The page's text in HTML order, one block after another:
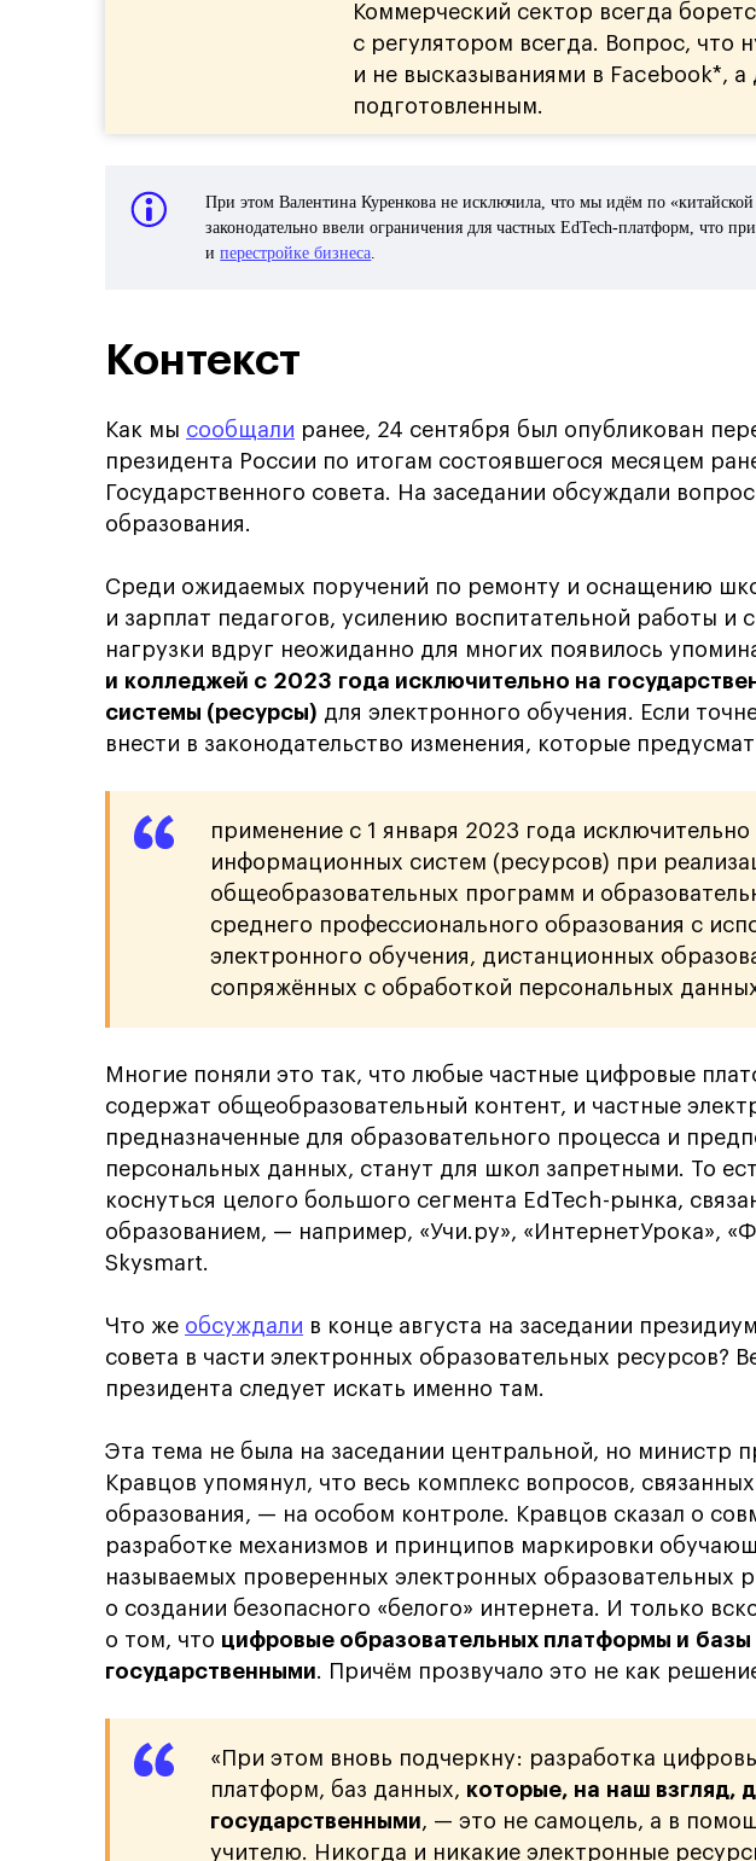
Коммерческий сектор всегда
с регулятором всегда. Вопрос, что
и не высказываниями в Facebook*, а
подготовленным.
При этом Валентина Куренкова не исключила, что мы идём по
законодательно ввели ограничения для частных EdTech-платформ, что
иперестройке бизнеса.
Контекст
Как мы сообщали ранее, 24 сентября был опубликован
президента России по итогам состоявшегося месяцем
Государственного совета. На заседании обсуждали
образования.
Среди ожидаемых поручений по ремонту и оснащению
и зарплат педагогов, усилению воспитательной работы и
нагрузки вдруг неожиданно для многих появилось
и колледжей с 2023 года исключительно на
системы (ресурсы) для электронного обучения. Если
внести в законодательство изменения, которые
применение с 1 января 2023 года
информационных систем (ресурсов) при
общеобразовательных программ и
среднего профессионального образования с
электронного обучения, дистанционных
сопряжённых с обработкой персональных
Многие поняли это так, что любые частные цифровые
содержат общеобразовательный контент, и частные
предназначенные для образовательного процесса и
персональных данных, станут для школ запретными. То
коснуться целого большого сегмента EdTech-рынка,
образованием, — например, «Учи.ру», «ИнтернетУрока»,
Skysmart.
Что же обсуждали в конце августа на заседании
совета в части электронных образовательных ресурсов?
президента следует искать именно там.
Эта тема не была на заседании центральной, но министр
Кравцов упомянул, что весь комплекс вопросов,
образования, — на особом контроле. Кравцов сказал о
разработке механизмов и принципов маркировки
называемых проверенных электронных образовательных
о создании безопасного «белого» интернета. И только
о том, что цифровые образовательных платформы и
государственными. Причём прозвучало это не как
«При этом вновь подчеркну: разработка
платформ, баз данных, которые, на наш взгляд,
государственными, — это не самоцель, а в
учителю. Никогда и никакие электронные